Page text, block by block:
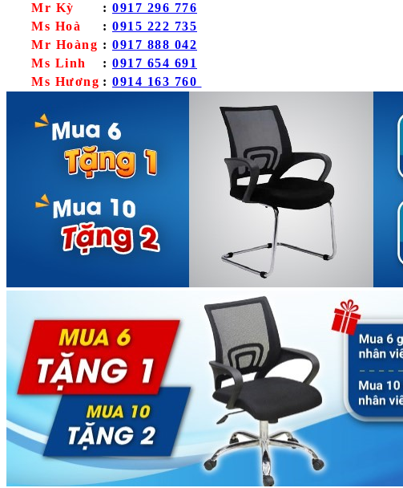
Mr Kỳ
: 0917 296 776
Ms Hoà
: 0915 222 735
Mr Hoàng : 0917 888 042
Ms Linh
: 0917 654 691
Ms Hương : 0914 163 760